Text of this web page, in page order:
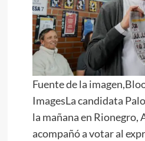
Fuente de la
ImagesLa candidata
la mañana en Rionegro,
acompañó a votar al